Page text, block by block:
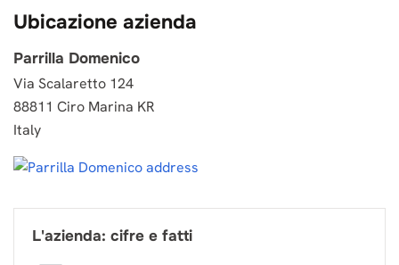
Ubicazione azienda
Parrilla Domenico
Via Scalaretto 124
88811 Ciro Marina KR
Italy
L'azienda: cifre e fatti